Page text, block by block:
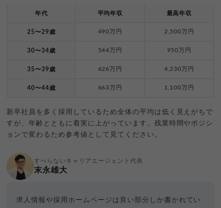
年代 平均年収 最高年収
25〜29歳 490万円 2,500万円
30〜34歳 544万円 950万円
35〜39歳 626万円 4,230万円
40〜44歳 663万円 1,100万円
新卒社員を多く採用しているため全体の平均は低く見えがちで
すが、年齢とともに着実に上がっています。残業時間やポジシ
ョンで変わるため参考値として見てください。
すべらないキャリアエージェント代表
末永雄大
求人情報や採用ホームページは良い部分しか書かれてい